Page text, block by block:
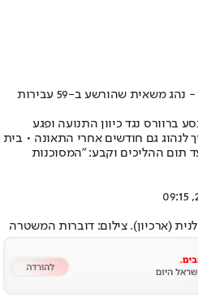
הנאשם בדריסת הולכת רגל למוות - נהג משאית שהורשע ב-59 עבירות
ברוורס נגד כיוון התנועה ופגע
לנהוג גם חודשים אחרי התאונה • בית
תום ההליכים וקבע: "המסוכנות
(ארכיון). צילום: דוברות המשטרה